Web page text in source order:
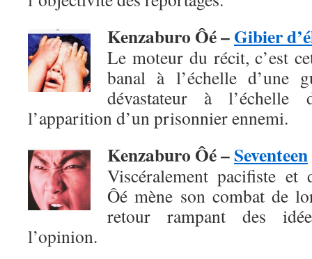
Kenzaburo Ôé –Gibier
Le moteur du récit, c’est
banal à l’échelle d’une
dévastateur à
l’apparition d’un prisonnier ennemi.
Kenzaburo Ôé –Seventeen
Viscéralement pacifiste et
Ôé mène son combat de
retour rampant des
l’opinion.